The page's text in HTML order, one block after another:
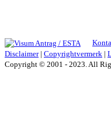
Disclaimer| Copyrightvermerk |
Copyright © 2001 - 2023. All